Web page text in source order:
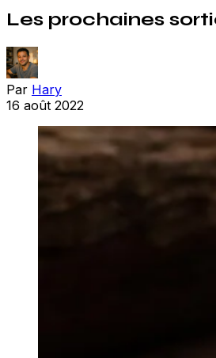
Les prochaines
Par Hary
16 août 2022